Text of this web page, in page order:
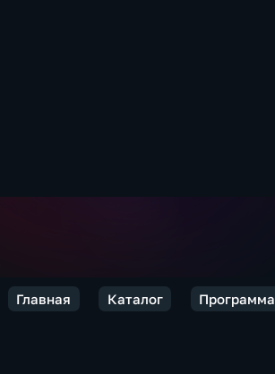
Главная Каталог Программа